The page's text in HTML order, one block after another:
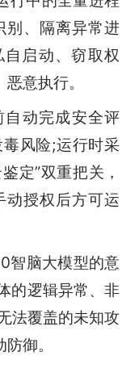
别、隔离异常进
启动、窃取权
意执行。
动完成安全评
风险;运行时采
定”双重把关，
动授权后方可运
智脑大模型的意
的逻辑异常、非
法覆盖的未知攻
御。